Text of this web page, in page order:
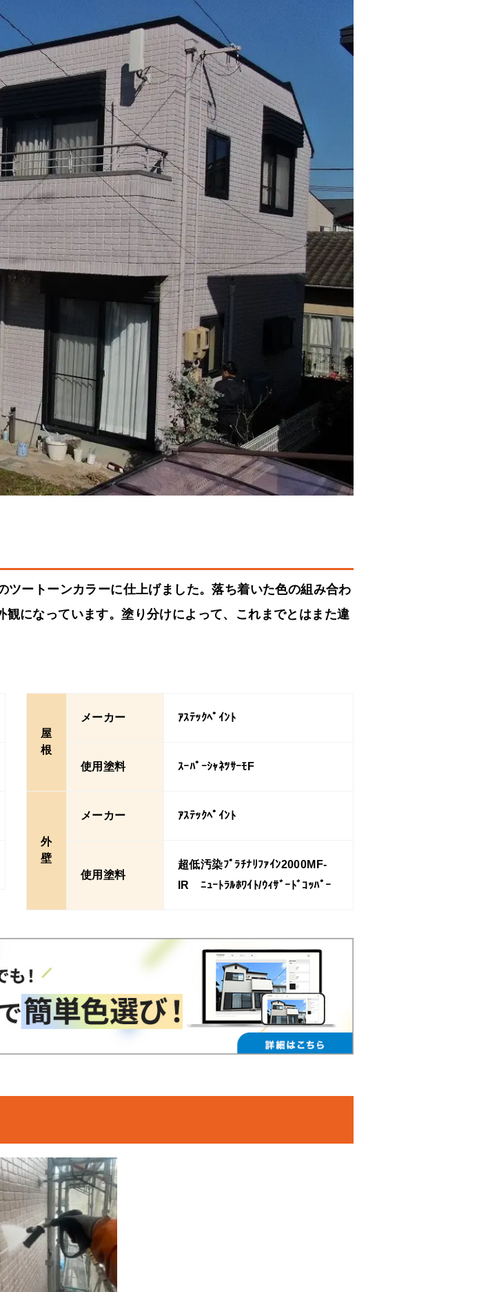
ートーンカラーに仕上げました。落ち着いた色の組み合わ
になっています。塗り分けによって、これまでとはまた違
屋
根
メーカー ｱｽﾃｯｸﾍﾟｲﾝﾄ
使用塗料 ｽｰﾊﾟｰｼｬﾈﾂｻｰﾓF
外
壁
メーカー ｱｽﾃｯｸﾍﾟｲﾝﾄ
使用塗料
超低汚染ﾌﾟﾗﾁﾅﾘﾌｧｲﾝ2000MF-
IR ﾆｭｰﾄﾗﾙﾎﾜｲﾄ/ｳｨｻﾞｰﾄﾞｺｯﾊﾟｰ